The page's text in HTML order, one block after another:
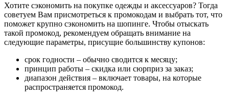
Хотите сэкономить на покупке одежды и аксессуаров? Тогда
советуем Вам присмотреться к промокодам и выбрать тот, что
поможет крупно сэкономить на шопинге. Чтобы отыскать
такой промокод, рекомендуем обращать внимание на
следующие параметры, присущие большинству купонов:
срок годности – обычно сводится к месяцу;
принцип работы – скидка или сюрприз за заказ;
диапазон действия – включает товары, на которые
распространяется промокод.